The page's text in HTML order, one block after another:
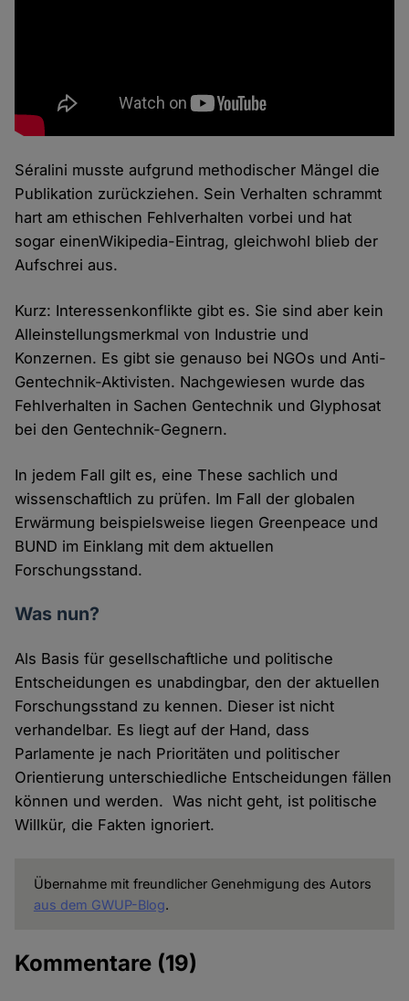
Séralini musste aufgrund methodischer Mängel die
Publikation zurückziehen. Sein Verhalten schrammt
hart am ethischen Fehlverhalten vorbei und hat
sogar einenWikipedia-Eintrag, gleichwohl blieb der
Aufschrei aus.
Kurz: Interessenkonflikte gibt es. Sie sind aber kein
Alleinstellungsmerkmal von Industrie und
Konzernen. Es gibt sie genauso bei NGOs und Anti-
Gentechnik-Aktivisten. Nachgewiesen wurde das
Fehlverhalten in Sachen Gentechnik und Glyphosat
bei den Gentechnik-Gegnern.
In jedem Fall gilt es, eine These sachlich und
wissenschaftlich zu prüfen. Im Fall der globalen
Erwärmung beispielsweise liegen Greenpeace und
BUND im Einklang mit dem aktuellen
Forschungsstand.
Was nun?
Als Basis für gesellschaftliche und politische
Entscheidungen es unabdingbar, den der aktuellen
Forschungsstand zu kennen. Dieser ist nicht
verhandelbar. Es liegt auf der Hand, dass
Parlamente je nach Prioritäten und politischer
Orientierung unterschiedliche Entscheidungen fällen
können und werden. Was nicht geht, ist politische
Willkür, die Fakten ignoriert.
Übernahme mit freundlicher Genehmigung des Autors
aus dem GWUP-Blog.
Kommentare (19)